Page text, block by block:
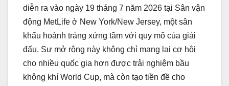
diễn ra vào ngày 19 tháng 7 năm 2026 tại Sân vận
động MetLife ở New York/New Jersey, một sân
khấu hoành tráng xứng tầm với quy mô của giải
đấu. Sự mở rộng này không chỉ mang lại cơ hội
cho nhiều quốc gia hơn được trải nghiệm bầu
không khí World Cup, mà còn tạo tiền đề cho